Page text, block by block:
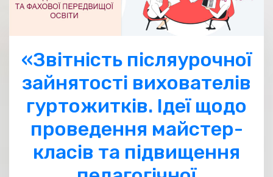
«Звітність післяурочної
зайнятості вихователів
гуртожитків. Ідеї щодо
проведення майстер-
класів та підвищення